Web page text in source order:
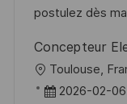
o
postulez dès
Concepteur
U
b
Toulouse,
F
2026-02-06